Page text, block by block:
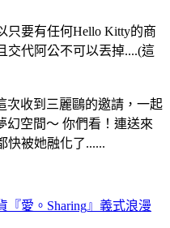
只要有任何Hello Kitty的商
交代阿公不可以丟掉....(這
次收到三麗鷗的邀請，一起
幻空間～ 你們看！連送來
快被她融化了......
『愛。Sharing』義式浪漫